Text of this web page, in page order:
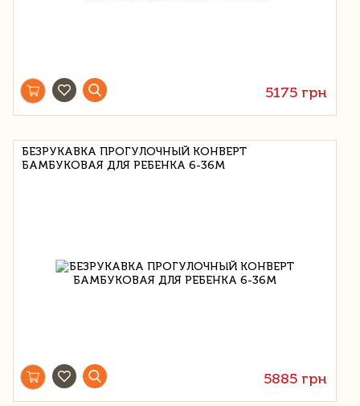
5175 грн
БЕЗРУКАВКА ПРОГУЛОЧНЫЙ КОНВЕРТ
БАМБУКОВАЯ ДЛЯ РЕБЕНКА 6-36M
5885 грн